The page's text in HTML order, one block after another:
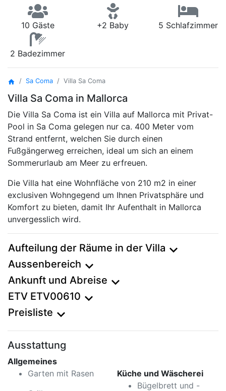
10 Gäste +2 Baby 5 Schlafzimmer
2 Badezimmer
home Sa Coma Villa Sa Coma
Villa Sa Coma in Mallorca
Die Villa Sa Coma ist ein Villa auf Mallorca mit Privat-
Pool in Sa Coma gelegen nur ca. 400 Meter vom
Strand entfernt, welchen Sie durch einen
Fußgängerweg erreichen, ideal um sich an einem
Sommerurlaub am Meer zu erfreuen.
Die Villa hat eine Wohnfläche von 210 m2 in einer
exclusiven Wohngegend um Ihnen Privatsphäre und
Komfort zu bieten, damit Ihr Aufenthalt in Mallorca
unvergesslich wird.
Aufteilung der Räume in der Villa expand_more
Aussenbereich expand_more
Ankunft und Abreise expand_more
ETV ETV00610 expand_more
Preisliste expand_more
Ausstattung
Allgemeines
Garten mit Rasen
Küche und Wäscherei
Bügelbrett und -